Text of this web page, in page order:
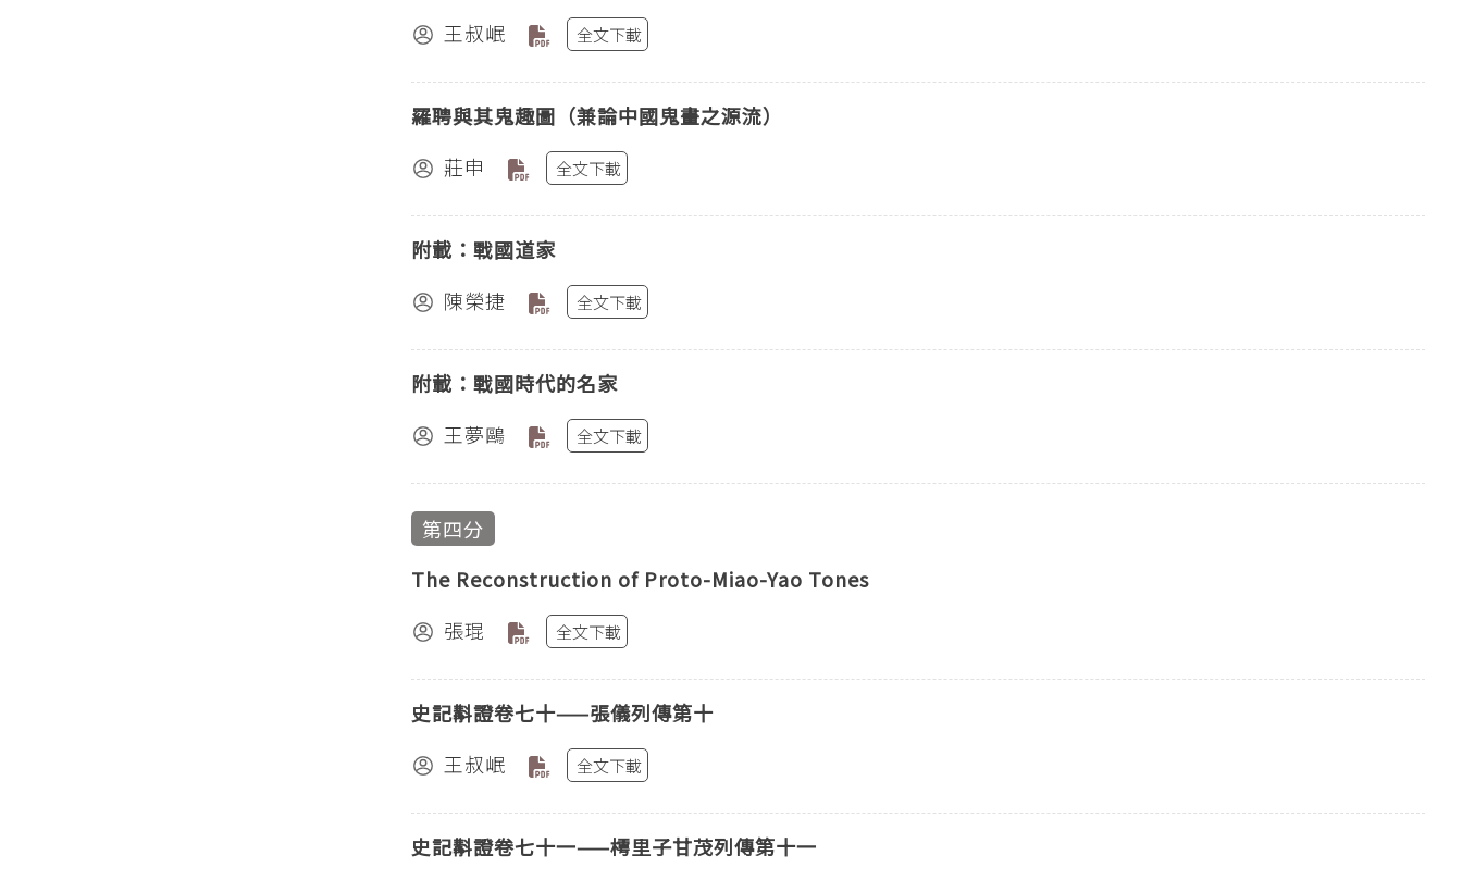
王叔岷
全文下載
羅聘與其鬼趣圖（兼論中國鬼畫之源流）
莊申
全文下載
附載：戰國道家
陳榮捷
全文下載
附載：戰國時代的名家
王夢鷗
全文下載
第四分
The Reconstruction of Proto-Miao-Yao Tones
張琨
全文下載
史記斠證卷七十——張儀列傳第十
王叔岷
全文下載
史記斠證卷七十一——樗里子甘茂列傳第十一